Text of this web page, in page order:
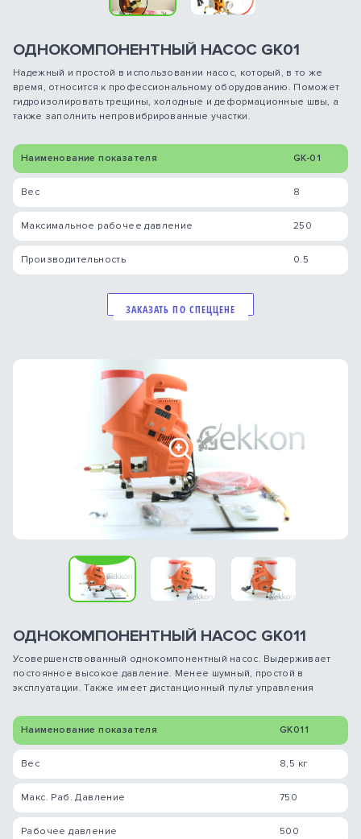
ОДНОКОМПОНЕНТНЫЙ НАСОС GK01
Надежный и простой в использовании насос, который, в то же
время, относится к профессиональному оборудованию. Поможет
гидроизолировать трещины, холодные и деформационные швы, а
также заполнить непровибрированные участки.
Наименование показателя GK-01
Вес 8
Максимальное рабочее давление 250
Производительность 0.5
ЗАКАЗАТЬ ПО СПЕЦЦЕНЕ
ОДНОКОМПОНЕНТНЫЙ НАСОС GK011
Усовершенствованный однокомпонентный насос. Выдерживает
постоянное высокое давление. Менее шумный, простой в
эксплуатации. Также имеет дистанционный пульт управления
Наименование показателя GK011
Вес 8,5 кг
Макс. Раб. Давление 750
Рабочее давление 500